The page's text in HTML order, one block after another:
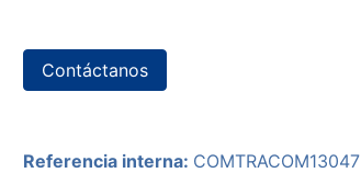
Contáctanos
Referencia interna: COMTRACOM13047